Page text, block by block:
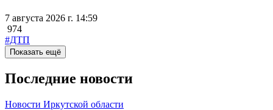
7 августа 2026 г. 14:59
974
#ДТП
Показать ещё
Последние новости
Новости Иркутской области